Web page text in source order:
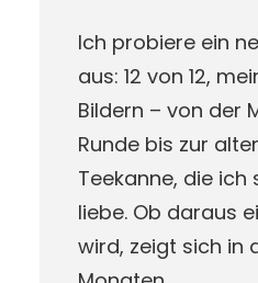
Ich probiere ein
aus: 12 von 12,
Bildern – von der
Runde bis zur
Teekanne, die ich
liebe. Ob daraus
wird, zeigt sich in